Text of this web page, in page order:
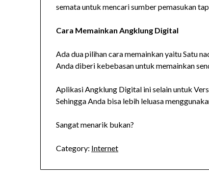
semata untuk mencari sumber pemasukan
Cara Memainkan Angklung Digital
Ada dua pilihan cara memainkanyaitu Satu
Anda diberi kebebasan untuk memainkan
Aplikasi Angklung Digital ini selain untuk
Sehingga Anda bisa lebih leluasa
Sangat menarik bukan?
Category: Internet